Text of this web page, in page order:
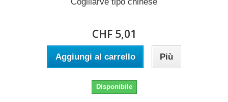
CHF 5,01
Aggiungi al carrello Più
Disponibile